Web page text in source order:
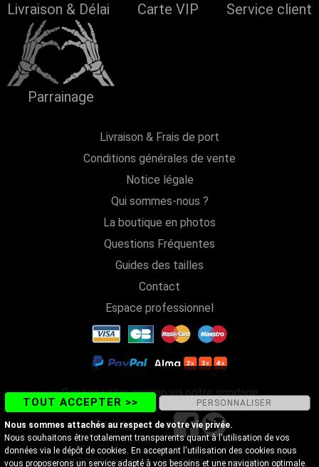
Livraison & Délai Carte VIP Service client
Parrainage
Livraison & Frais de port
Conditions générales de vente
Notice légale
Qui sommes-nous ?
La boutique en photos
Questions Fréquentes
Guides des tailles
Contact
Espace professionnel
Donnez votre opinion via notre sondage
Suivez-nous sur
Copyright@2018 Discobole - Tous droits réservés - Magasin
TOUT ACCEPTER >> PERSONNALISER
Nous sommes attachés au respect de votre vie privée.
Nous souhaitons être totalement transparents quant à l'utilisation de vos
données via le dépôt de cookies. En acceptant l'utilisation des cookies nous
vous proposerons un service adapté à vos besoins et une navigation optimale.